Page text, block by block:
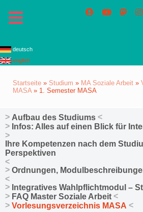
deutsch
english
Startseite » Studium » MA Soziale Arbeit »
MASA» 1. Semester MASA
Aufbau des Studiums
Infos: Alles auf einen Blick für
Ihre Kompetenzen nach dem
Perspektiven
Ordnungen,
Integratives Wahlpflichtmodul –
FAQ Master Soziale Arbeit
Vorlesungsverzeichnis MASA